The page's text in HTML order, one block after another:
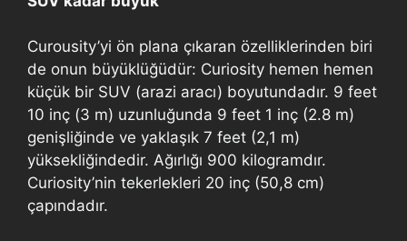
Curousity’yi ön plana çıkaran özelliklerinden biri
de onun büyüklüğüdür: Curiosity hemen hemen
küçük bir SUV (arazi aracı) boyutundadır. 9 feet
10 inç (3 m) uzunluğunda 9 feet 1 inç (2.8 m)
genişliğinde ve yaklaşık 7 feet (2,1 m)
yüksekliğindedir. Ağırlığı 900 kilogramdır.
Curiosity’nin tekerlekleri 20 inç (50,8 cm)
çapındadır.